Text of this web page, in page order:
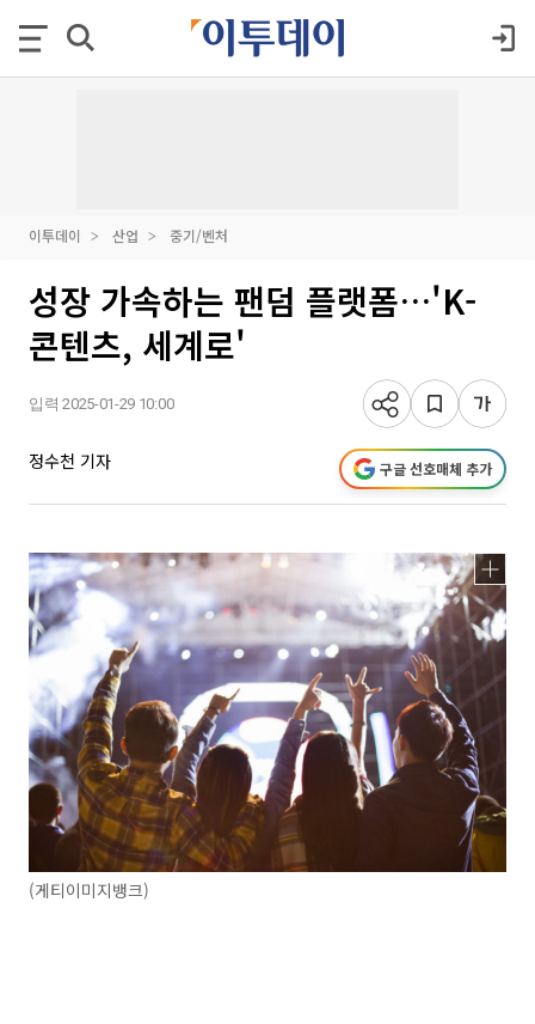
이투데이 산업 중기/벤처
성장 가속하는 팬덤 플랫폼…'K-
콘텐츠, 세계로'
입력 2025-01-29 10:00
정수천 기자 구글 선호매체 추가
(게티이미지뱅크)